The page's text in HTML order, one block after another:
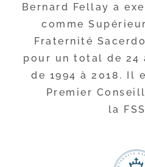
Bernard Fellay a
comme
Fraternité
pour un total de 24
de 1994 à 2018. Il
Premier
la